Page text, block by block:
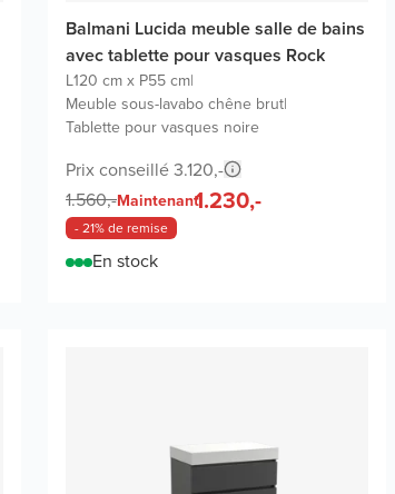
Balmani Lucida meuble salle de bains
avec tablette pour vasques Rock
L120 cm x P55 cm|
Meuble sous-lavabo chêne brut|
Tablette pour vasques noire
Prix conseillé 3.120,-
1.560,-Maintenant1.230,-
- 21% de remise
En stock